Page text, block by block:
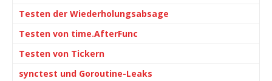
Testen der Wiederholungsabsage
Testen von time.AfterFunc
Testen von Tickern
synctest und Goroutine-Leaks